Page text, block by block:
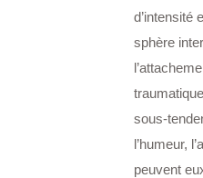
d’intensité
sphère
sous-
l’humeur,
peuvent